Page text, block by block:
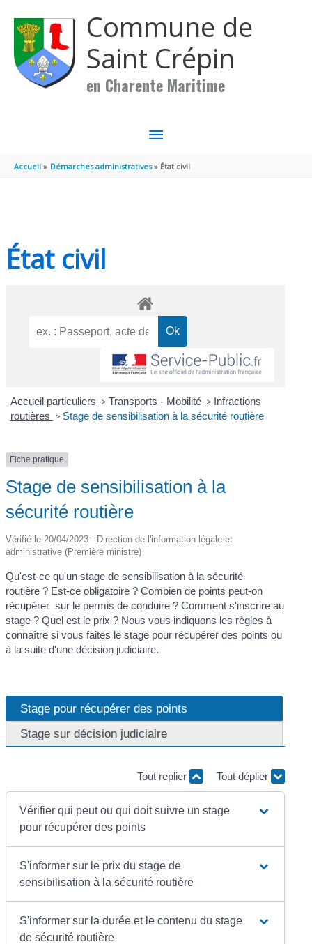
Commune de
Saint Crépin
en Charente Maritime
MENU
PRINCIPAL
Accueil Démarches administratives État civil
État civil
Accueil particuliers > Transports - Mobilité > Infractions
routières > Stage de sensibilisation à la sécurité routière
Fiche pratique
Stage de sensibilisation à la
sécurité routière
Vérifié le 20/04/2023 - Direction de l'information légale et
administrative (Première ministre)
Qu'est-ce qu'un stage de sensibilisation à la sécurité
routière ? Est-ce obligatoire ? Combien de points peut-on
récupérer sur le permis de conduire ? Comment s'inscrire au
stage ? Quel est le prix ? Nous vous indiquons les règles à
connaître si vous faites le stage pour récupérer des points ou
à la suite d'une décision judiciaire.
Stage pour récupérer des points
Stage sur décision judiciaire
Tout replier Tout déplier
Vérifier qui peut ou qui doit suivre un stage
pour récupérer des points
S'informer sur le prix du stage de
sensibilisation à la sécurité routière
S'informer sur la durée et le contenu du stage
de sécurité routière